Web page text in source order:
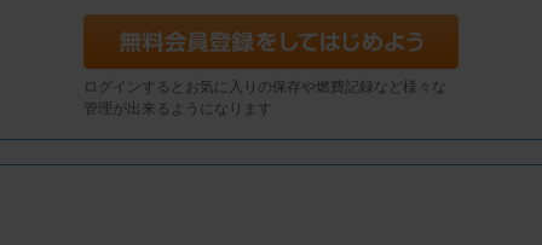
ログインするとお気に入りの保存や燃費記録など様々な
管理が出来るようになります